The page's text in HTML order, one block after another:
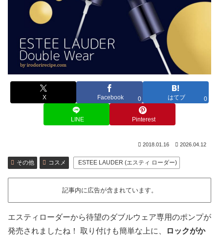
X Facebook 0 はてブ 0
LINE Pinterest
2018.01.16 2026.04.12
その他 コスメ ESTEE LAUDER (エスティ ローダー)
記事内に広告が含まれています。
エスティローダーから待望のダブルウェア専用のポンプが
発売されましたね！ 取り付けも簡単な上に、
ロックがか